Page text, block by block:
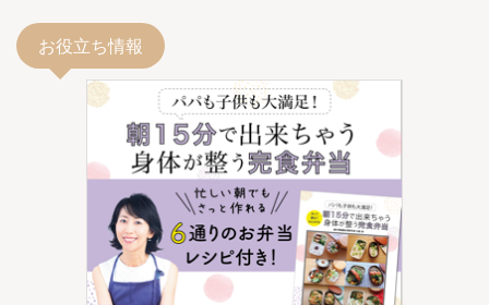
お役立ち情報